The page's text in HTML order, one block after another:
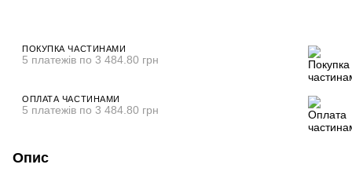
ПОКУПКА ЧАСТИНАМИ
5 платежів по 3 484.80 грн
ОПЛАТА ЧАСТИНАМИ
5 платежів по 3 484.80 грн
Опис